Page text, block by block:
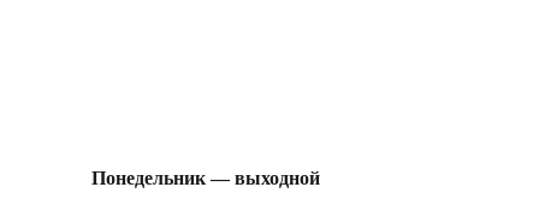
Понедельник — выходной